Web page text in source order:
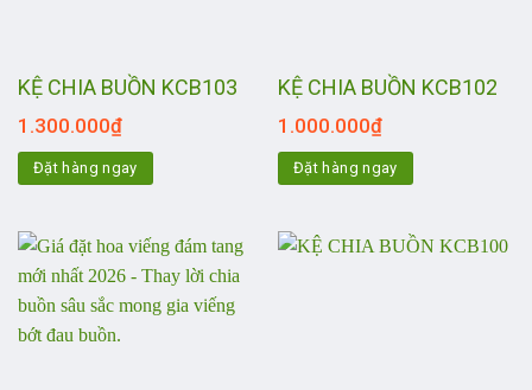
KỆ CHIA BUỒN KCB103
1.300.000₫
Đặt hàng ngay
KỆ CHIA BUỒN KCB102
1.000.000₫
Đặt hàng ngay